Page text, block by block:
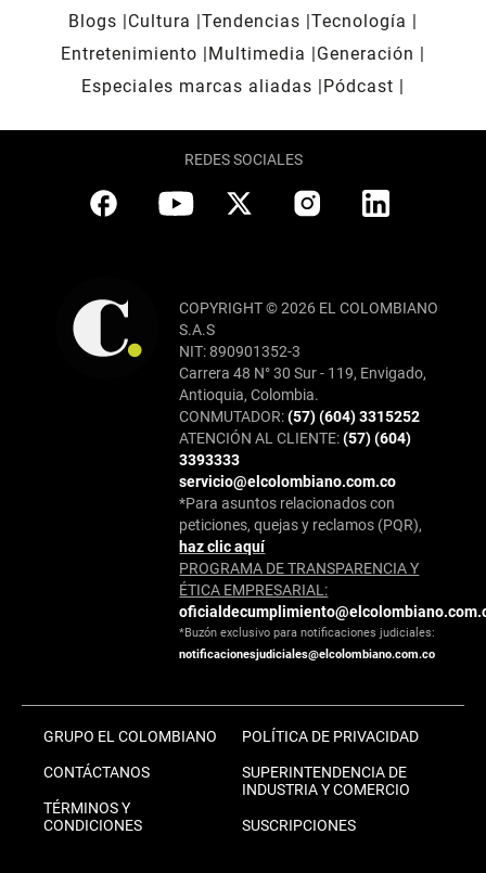
Blogs
Cultura Tendencias Tecnología
Entretenimiento
Multimedia
Generación
Especiales marcas aliadas
Pódcast
REDES SOCIALES
COPYRIGHT © 2026 EL COLOMBIANO
S.A.S
NIT: 890901352-3
Carrera 48 N° 30 Sur - 119, Envigado,
Antioquia, Colombia.
CONMUTADOR:(57) (604) 3315252
ATENCIÓN AL CLIENTE:(57) (604)
3393333
servicio@elcolombiano.com.co
*Para asuntos relacionados con
peticiones, quejas y reclamos (PQR),
haz clic aquí
PROGRAMA DE TRANSPARENCIA Y
ÉTICA EMPRESARIAL:
*Buzón exclusivo para notificaciones judiciales:
notificacionesjudiciales@elcolombiano.com.co
GRUPO EL COLOMBIANO
CONTÁCTANOS
TÉRMINOS Y
CONDICIONES
POLÍTICA DE PRIVACIDAD
SUPERINTENDENCIA DE
INDUSTRIA Y COMERCIO
SUSCRIPCIONES